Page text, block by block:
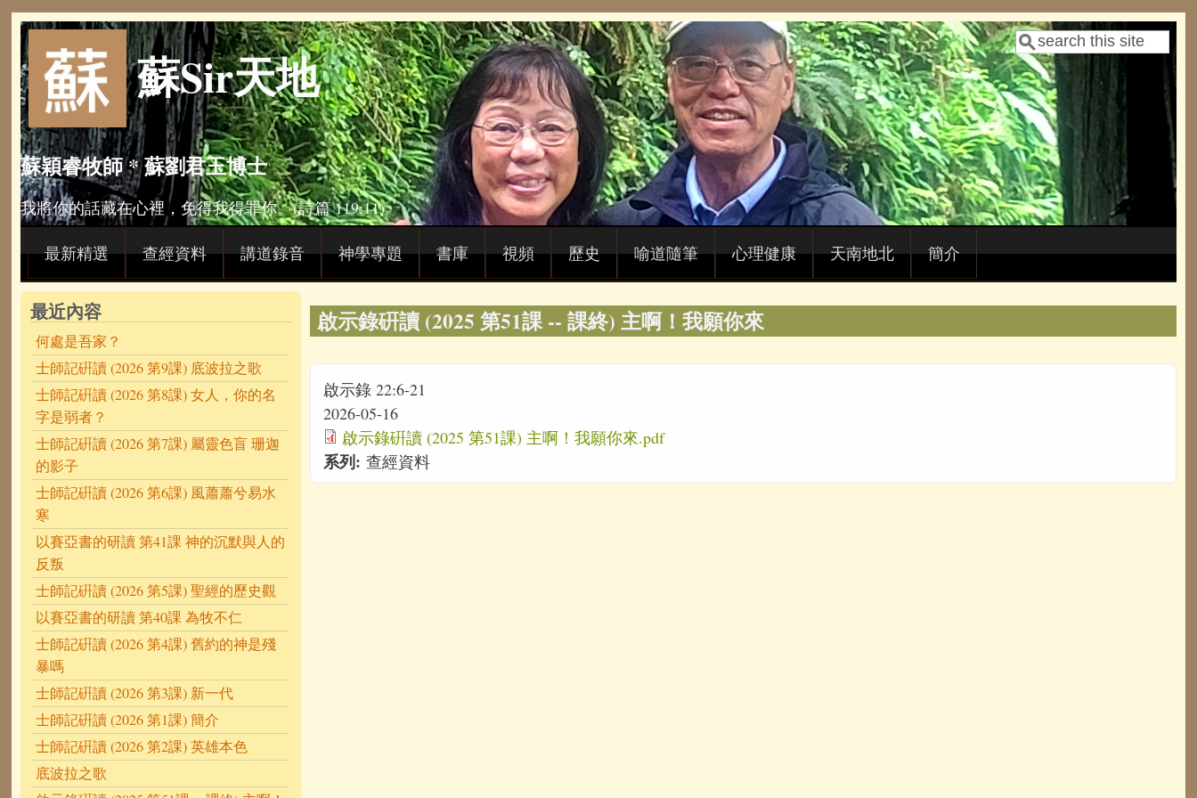
Skip to main content
蘇Sir天地 Search form
Search
蘇穎睿牧師 * 蘇劉君玉博士
我將你的話藏在心裡，免得我得罪你。(詩篇 119:11)
最新精選 查經資料 講道錄音 神學專題 書庫 視頻 歷史 喻道隨筆 心理健康 天南地北 簡介
啟示錄硏讀 (2025 第51課 -- 課終) 主啊！我願你來
啟示錄 22:6-21
2026-05-16
啟示錄硏讀 (2025 第51課) 主啊！我願你來.pdf
系列: 查經資料
最近內容
何處是吾家？
士師記硏讀 (2026 第9課) 底波拉之歌
士師記硏讀 (2026 第8課) 女人，你的名
字是弱者？
士師記硏讀 (2026 第7課) 屬靈色盲 珊迦
的影子
士師記硏讀 (2026 第6課) 風蕭蕭兮易水
寒
以賽亞書的研讀 第41課 神的沉默與人的
反叛
士師記硏讀 (2026 第5課) 聖經的歷史觀
以賽亞書的研讀 第40課 為牧不仁
士師記硏讀 (2026 第4課) 舊約的神是殘
暴嗎
士師記硏讀 (2026 第3課) 新一代
士師記硏讀 (2026 第1課) 簡介
士師記硏讀 (2026 第2課) 英雄本色
底波拉之歌